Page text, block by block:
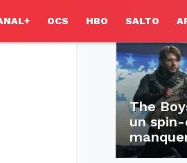
OCS HBO SALTO
The
un